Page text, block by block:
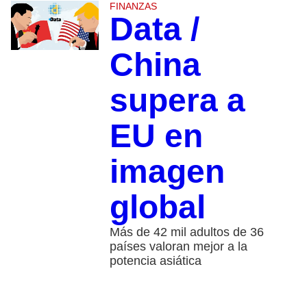
FINANZAS
Data /
China
supera a
EU en
imagen
global
Más de 42 mil adultos de 36
países valoran mejor a la
potencia asiática